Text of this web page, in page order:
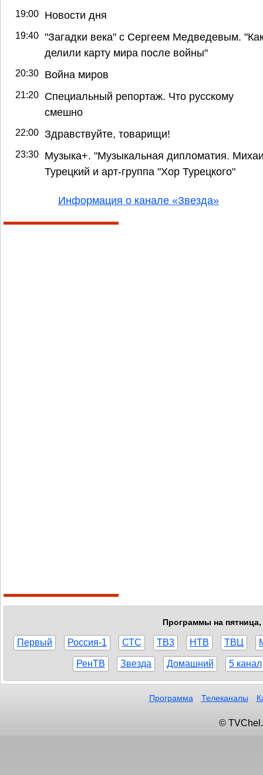
19:00 Новости дня
19:40 "Загадки века" с Сергеем Медведевым.
делили карту мира после войны"
20:30 Война миров
21:20
Специальный репортаж. Что русскому
смешно
22:00 Здравствуйте, товарищи!
23:30
Музыка+. "Музыкальная дипломатия.
Турецкий и арт-группа "Хор Турецкого"
Информация о канале «Звезда»
Программы на пятница,
Первый Россия-1 СТС ТВ3 НТВ ТВЦ
РенТВ Звезда Домашний 5 канал
Программа Телеканалы
©